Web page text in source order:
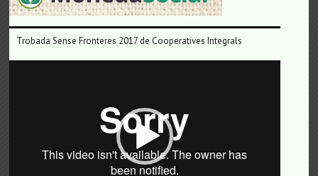
Trobada Sense Fronteres 2017 de Cooperatives Integrals